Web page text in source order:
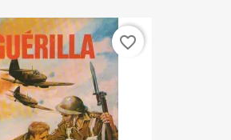
favorite_border